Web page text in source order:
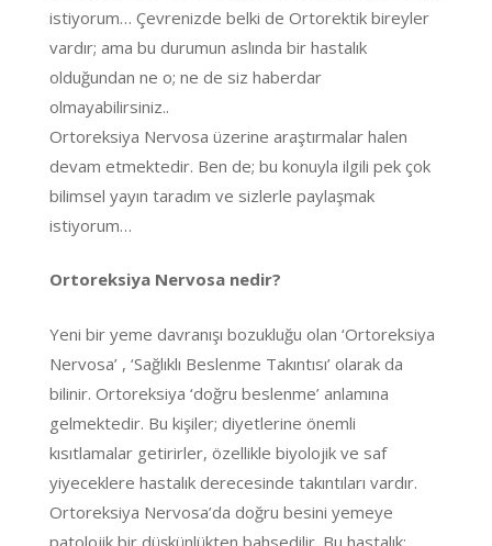
istiyorum… Çevrenizde belki de Ortorektik bireyler
vardır; ama bu durumun aslında bir hastalık
olduğundan ne o; ne de siz haberdar
olmayabilirsiniz..
Ortoreksiya Nervosa üzerine araştırmalar halen
devam etmektedir. Ben de; bu konuyla ilgili pek çok
bilimsel yayın taradım ve sizlerle paylaşmak
istiyorum…
Ortoreksiya Nervosa nedir?
Yeni bir yeme davranışı bozukluğu olan ‘Ortoreksiya
Nervosa’ , ‘Sağlıklı Beslenme Takıntısı’ olarak da
bilinir. Ortoreksiya ‘doğru beslenme’ anlamına
gelmektedir. Bu kişiler; diyetlerine önemli
kısıtlamalar getirirler, özellikle biyolojik ve saf
yiyeceklere hastalık derecesinde takıntıları vardır.
Ortoreksiya Nervosa’da doğru besini yemeye
patolojik bir düşkünlükten bahsedilir. Bu hastalık;